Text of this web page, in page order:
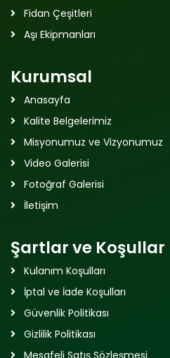
Fidan Çeşitleri
Aşı Ekipmanları
Kurumsal
Anasayfa
Kalite Belgelerimiz
Misyonumuz ve Vizyonumuz
Video Galerisi
Fotoğraf Galerisi
İletişim
Şartlar ve Koşullar
Kulanım Koşulları
İptal ve İade Koşulları
Güvenlik Politikası
Gizlilik Politikası
Mesafeli Satış Sözleşmesi